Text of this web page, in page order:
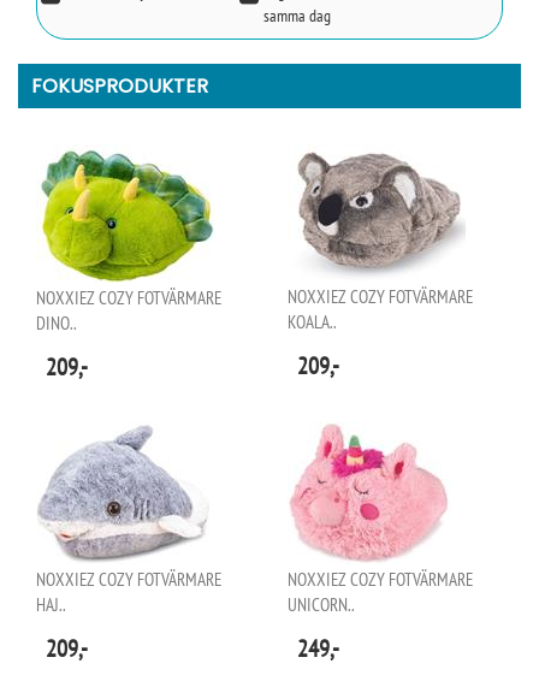
samma dag
FOKUSPRODUKTER
NOXXIEZ COZY FOTVÄRMARE
DINO..
209,-
NOXXIEZ COZY FOTVÄRMARE
KOALA..
209,-
NOXXIEZ COZY FOTVÄRMARE
HAJ..
209,-
NOXXIEZ COZY FOTVÄRMARE
UNICORN..
249,-